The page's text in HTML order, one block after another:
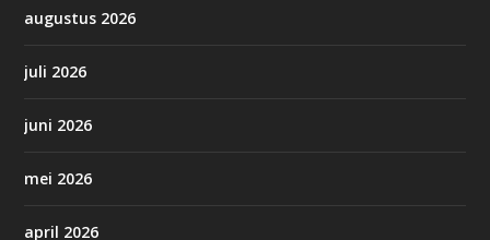
augustus 2026
juli 2026
juni 2026
mei 2026
april 2026